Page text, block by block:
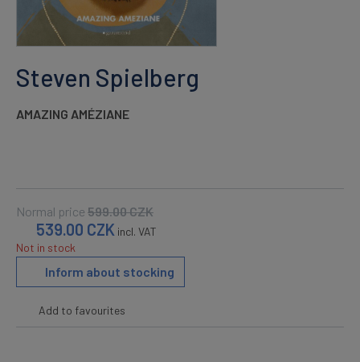
Steven Spielberg
AMAZING AMÉZIANE
Normal price 599.00CZK
539.00 CZK incl. VAT
Not in stock
Inform about stocking
Add to favourites